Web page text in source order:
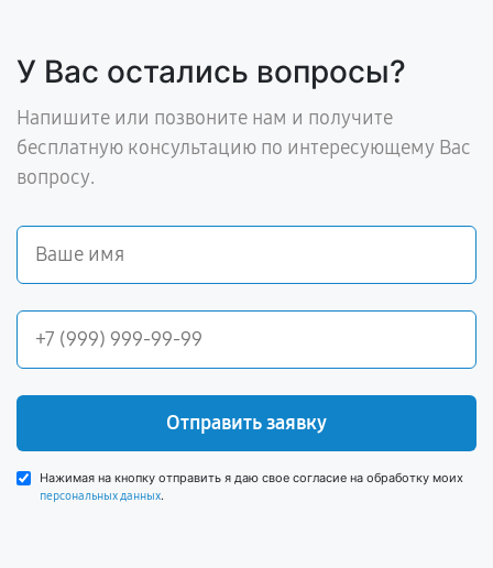
У Вас остались вопросы?
Напишите или позвоните нам и получите
бесплатную консультацию по интересующему Вас
вопросу.
Отправить заявку
Нажимая на кнопку отправить я даю свое согласие на обработку моих
персональных данных.